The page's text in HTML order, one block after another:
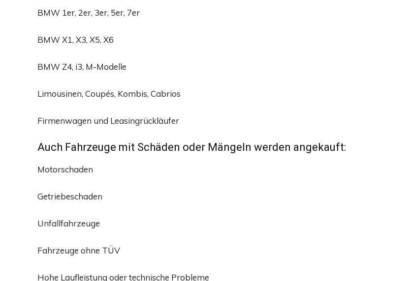
BMW 1er, 2er, 3er, 5er, 7er
BMW X1, X3, X5, X6
BMW Z4, i3, M-Modelle
Limousinen, Coupés, Kombis, Cabrios
Firmenwagen und Leasingrückläufer
Auch Fahrzeuge mit Schäden oder Mängeln werden angekauft:
Motorschaden
Getriebeschaden
Unfallfahrzeuge
Fahrzeuge ohne TÜV
Hohe Laufleistung oder technische Probleme